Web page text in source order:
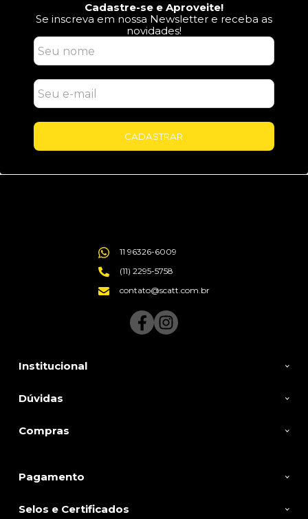
Cadastre-se e Aproveite!
Se inscreva em nossa Newsletter e receba as
novidades!
CADASTRAR
Institucional
Dúvidas
Compras
11 96326-6009
(11) 2295-5758
contato@scatt.com.br
Pagamento
Selos e Certificados